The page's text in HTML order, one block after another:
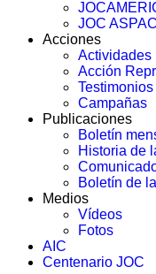
JOC ASPAC
Acciones
Actividades
Acción
Testimonios
Campañas
Publicaciones
Boletín
Historia de
Boletín de
Medios
Vídeos
Fotos
AIC
Centenario JOC